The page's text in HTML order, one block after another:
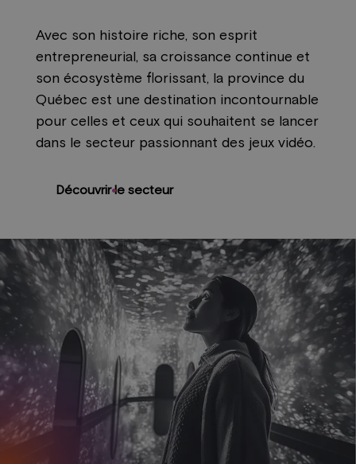
Avec son histoire riche, son esprit
entrepreneurial, sa croissance continue et
son écosystème florissant, la province du
Québec est une destination incontournable
pour celles et ceux qui souhaitent se lancer
dans le secteur passionnant des jeux vidéo.
Découvrir le secteur